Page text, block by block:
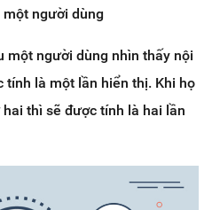
người dùng
một người dùng nhìn thấy nội
tính là một lần hiển thị. Khi họ
thì sẽ được tính là hai lần